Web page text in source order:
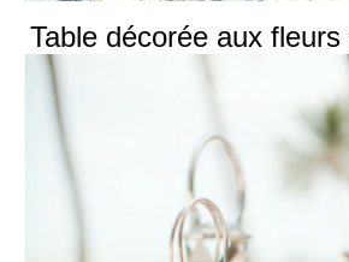
Table décorée aux